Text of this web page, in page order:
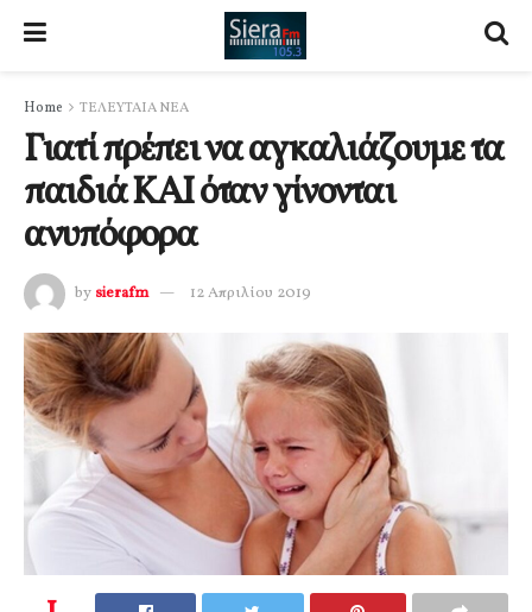
Home ΤΕΛΕΥΤΑΙΑ ΝΕΑ
Γιατί πρέπει να αγκαλιάζουμε τα
παιδιά ΚΑΙ όταν γίνονται
ανυπόφορα
by sierafm 12 Απριλίου 2019